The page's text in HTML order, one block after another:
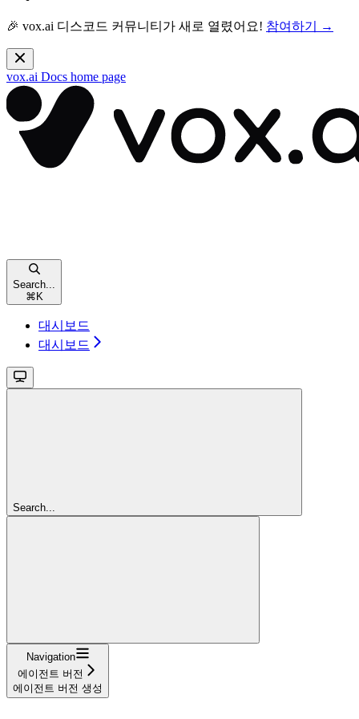
🎉 vox.ai 디스코드 커뮤니티가 새로 열렸어요! 참여하기 →
vox.ai Docs home page
Search...
⌘ K
대시보드
대시보드
Search...
Navigation
에이전트 버전
에이전트 버전 생성